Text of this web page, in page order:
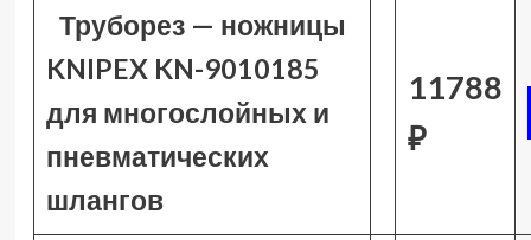
Труборез — ножницы
KNIPEX KN-9010185
для многослойных и
пневматических
шлангов
11788
₽